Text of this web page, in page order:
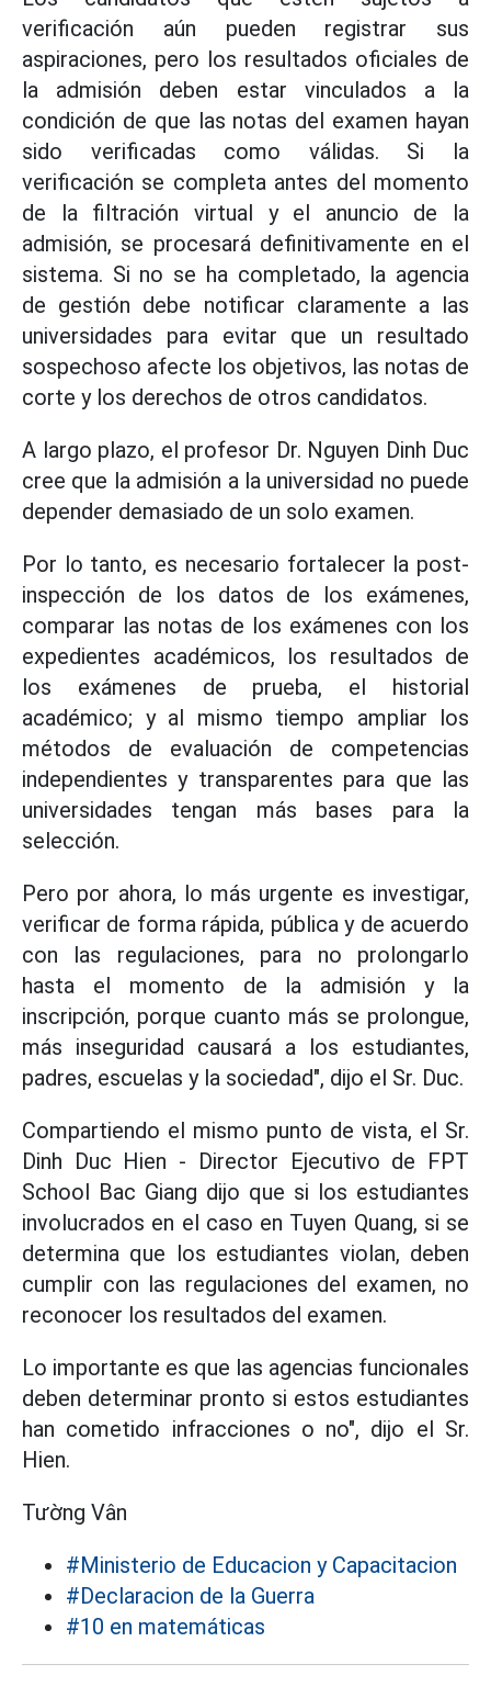
verificación aún pueden registrar sus
aspiraciones, pero los resultados oficiales de
la admisión deben estar vinculados a la
condición de que las notas del examen hayan
sido verificadas como válidas. Si la
verificación se completa antes del momento
de la filtración virtual y el anuncio de la
admisión, se procesará definitivamente en el
sistema. Si no se ha completado, la agencia
de gestión debe notificar claramente a las
universidades para evitar que un resultado
sospechoso afecte los objetivos, las notas de
corte y los derechos de otros candidatos.
A largo plazo, el profesor Dr. Nguyen Dinh Duc
cree que la admisión a la universidad no puede
depender demasiado de un solo examen.
Por lo tanto, es necesario fortalecer la post-
inspección de los datos de los exámenes,
comparar las notas de los exámenes con los
expedientes académicos, los resultados de
los exámenes de prueba, el historial
académico; y al mismo tiempo ampliar los
métodos de evaluación de competencias
independientes y transparentes para que las
universidades tengan más bases para la
selección.
Pero por ahora, lo más urgente es investigar,
verificar de forma rápida, pública y de acuerdo
con las regulaciones, para no prolongarlo
hasta el momento de la admisión y la
inscripción, porque cuanto más se prolongue,
más inseguridad causará a los estudiantes,
padres, escuelas y la sociedad", dijo el Sr. Duc.
Compartiendo el mismo punto de vista, el Sr.
Dinh Duc Hien - Director Ejecutivo de FPT
School Bac Giang dijo que si los estudiantes
involucrados en el caso en Tuyen Quang, si se
determina que los estudiantes violan, deben
cumplir con las regulaciones del examen, no
reconocer los resultados del examen.
Lo importante es que las agencias funcionales
deben determinar pronto si estos estudiantes
han cometido infracciones o no", dijo el Sr.
Hien.
Tường Vân
#Ministerio de Educacion y Capacitacion
#Declaracion de la Guerra
#10 en matemáticas